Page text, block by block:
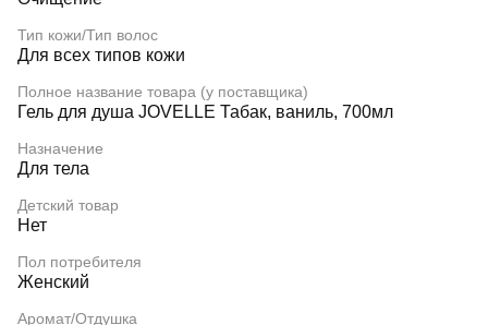
Тип кожи/Тип волос
Для всех типов кожи
Полное название товара (у поставщика)
Гель для душа JOVELLE Табак, ваниль, 700мл
Назначение
Для тела
Детский товар
Нет
Пол потребителя
Женский
Аромат/Отдушка